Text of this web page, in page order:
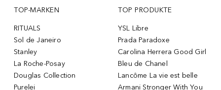
TOP-MARKEN
RITUALS
Sol de Janeiro
Stanley
La Roche-Posay
Douglas Collection
Purelei
TOP PRODUKTE
YSL Libre
Prada Paradoxe
Carolina Herrera Good Girl
Bleu de Chanel
Lancôme La vie est belle
Armani Stronger With You